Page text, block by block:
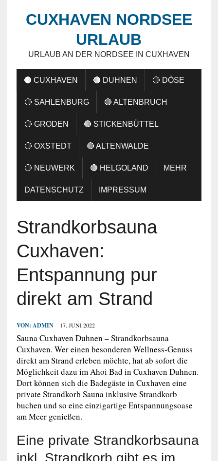
CUXHAVEN NORDSEE
URLAUB
URLAUB AN DER NORDSEE IN CUXHAVEN
🔴 CUXHAVEN 🔴 DUHNEN 🔴 DÖSE
🔴 SAHLENBURG 🔴 ALTENBRUCH
🔴 GRODEN 🔴 STICKENBÜTTEL
🔴 OXSTEDT 🔴 ALTENWALDE
🔴 NEUWERK 🔴 HELGOLAND MEHR
DATENSCHUTZ IMPRESSUM
Strandkorbsauna
Cuxhaven:
Entspannung pur
direkt am Strand
VON: ADMIN 17. JUNI 2022
Sauna Cuxhaven Duhnen – Strandkorbsauna
Cuxhaven. Wer einen besonderen Wellness-Genuss
direkt am Strand erleben möchte, hat ab sofort die
Möglichkeit dazu im Ahoi Bad in Cuxhaven Duhnen.
Dort können sich die Badegäste in Cuxhaven eine
private Strandkorb Sauna inklusive Strandkorb
buchen und so eine einzigartige Entspannungsoase
am Meer genießen.
Eine private Strandkorbsauna
inkl. Strandkorb gibt es im